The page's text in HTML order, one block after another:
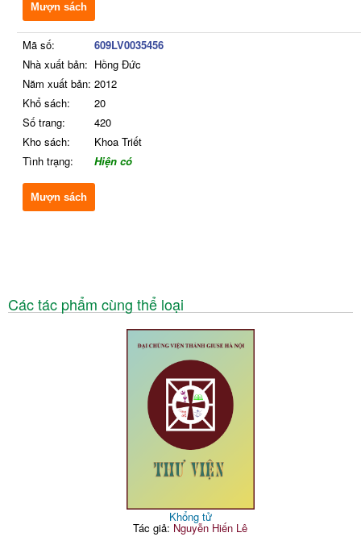
Mượn sách
Mã số:
609LV0035456
Nhà xuất bản: Hồng Đức
Năm xuất bản: 2012
Khổ sách:
20
Số trang:
420
Kho sách:
Khoa Triết
Tình trạng:
Hiện có
Mượn sách
Các tác phẩm cùng thể loại
Khổng tử
Tác giả: Nguyễn Hiến Lê